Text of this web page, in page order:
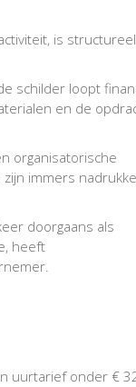
is
schilder loopt
en de
organisatorische
immers
doorgaans als
heeft
uurtarief onder €